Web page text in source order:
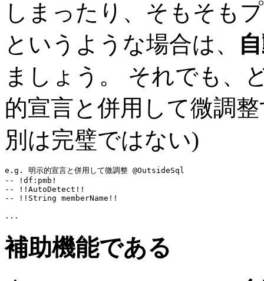
しまったり、そもそも
というような場合は、
ましょう。 それでも、
的宣言と併用して微調
別は完璧ではない)
e.g. 明示的宣言と併用して微調整 @OutsideSql
-- !df:pmb!
-- !!AutoDetect!!
-- !!String memberName!!
...
補助機能である